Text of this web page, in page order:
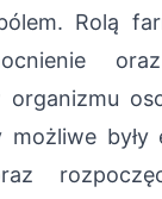
Rolą
organizmu
były